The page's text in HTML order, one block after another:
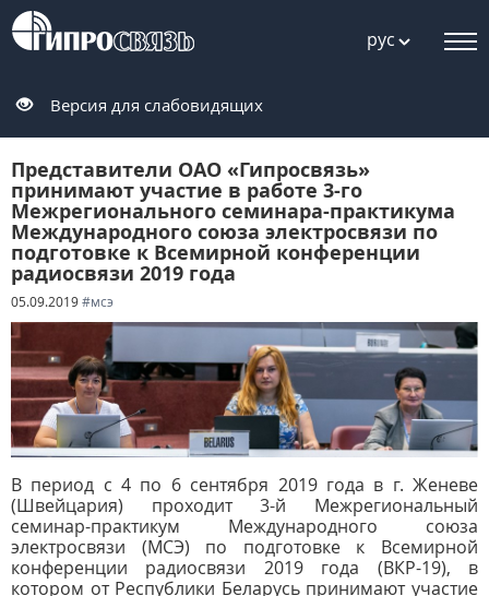
рус
Версия для слабовидящих
Представители ОАО «Гипросвязь»
принимают участие в работе 3-го
Межрегионального семинара-практикума
Международного союза электросвязи по
подготовке к Всемирной конференции
радиосвязи 2019 года
05.09.2019#мсэ
В период с 4 по 6 сентября 2019 года в г. Женеве
(Швейцария) проходит 3-й Межрегиональный
семинар-практикум Международного союза
электросвязи (МСЭ) по подготовке к Всемирной
конференции радиосвязи 2019 года (ВКР-19), в
котором от Республики Беларусь принимают участие